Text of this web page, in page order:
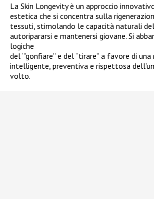
La Skin Longevity è un approccio
estetica che si concentra sulla
tessuti, stimolando le capacità naturali
autoripararsi e mantenersi giovane. Si
logiche
del ‘”gonfiare” e del “tirare” a favore di
intelligente, preventiva e rispettosa
volto.